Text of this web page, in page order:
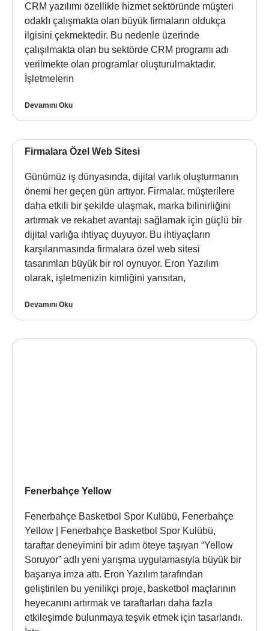
CRM yazılımı özellikle hizmet sektöründe müşteri
odaklı çalışmakta olan büyük firmaların oldukça
ilgisini çekmektedir. Bu nedenle üzerinde
çalışılmakta olan bu sektörde CRM programı adı
verilmekte olan programlar oluşturulmaktadır.
İşletmelerin
Devamını Oku
Firmalara Özel Web Sitesi
Günümüz iş dünyasında, dijital varlık oluşturmanın
önemi her geçen gün artıyor. Firmalar, müşterilere
daha etkili bir şekilde ulaşmak, marka bilinirliğini
artırmak ve rekabet avantajı sağlamak için güçlü bir
dijital varlığa ihtiyaç duyuyor. Bu ihtiyaçların
karşılanmasında firmalara özel web sitesi
tasarımları büyük bir rol oynuyor. Eron Yazılım
olarak, işletmenizin kimliğini yansıtan,
Devamını Oku
Fenerbahçe Yellow
Fenerbahçe Basketbol Spor Kulübü, Fenerbahçe
Yellow | Fenerbahçe Basketbol Spor Kulübü,
taraftar deneyimini bir adım öteye taşıyan “Yellow
Soruyor” adlı yeni yarışma uygulamasıyla büyük bir
başarıya imza attı. Eron Yazılım tarafından
geliştirilen bu yenilikçi proje, basketbol maçlarının
heyecanını artırmak ve taraftarları daha fazla
etkileşimde bulunmaya teşvik etmek için tasarlandı.